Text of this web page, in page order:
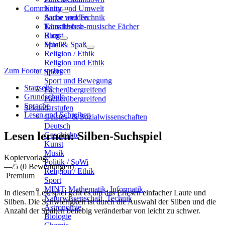
Natur und Umwelt
Sache und Technik
Künstlerisch-musische Fächer
Kunst
Musik
Religion / Ethik
Religion und Ethik
Sport
Sport und Bewegung
Fächerübergreifend
Fächerübergreifend
Sekundarstufen
Geistes- & Sozialwissenschaften
Deutsch
Geschichte
Kunst
Musik
Politik / SoWi
Religion / Ethik
Sport
MINT: Mathematik, Informatik,
Naturwissenschaft, Technik
Astronomie
Biologie
Community
Autor werden
Tauschbörse
Blog
Spiel & Spaß
Zum Footer springen
Startseite
Grundschule
Sprache
Lesen und Schreiben
Lesen lernen: Silben-Suchspiel
Kopiervorlage
—/5 (0 Bewertungen)
Premium
In diesem Lesespiel geht es um das Erlesen einfacher Laute und
Silben. Die Schwierigkeit ist durch die Auswahl der Silben und die
Anzahl der Spalten beliebig veränderbar von leicht zu schwer.